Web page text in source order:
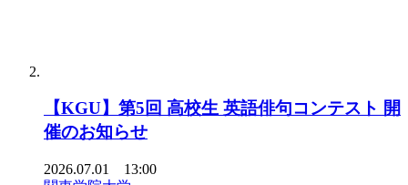
【KGU】第5回 高校生 英語俳句コンテスト 開
催のお知らせ
2026.07.01 13:00